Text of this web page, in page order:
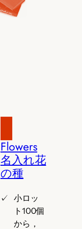
Flowers
名入れ花
の種
小ロッ
ト100個
から，